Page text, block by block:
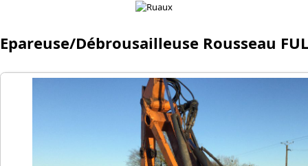
Epareuse/Débrousailleuse Rousseau